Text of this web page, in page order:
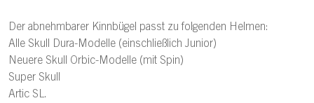
Der abnehmbarer Kinnbügel passt zu folgenden Helmen:
Alle Skull Dura-Modelle (einschließlich Junior)
Neuere Skull Orbic-Modelle (mit Spin)
Super Skull
Artic SL.